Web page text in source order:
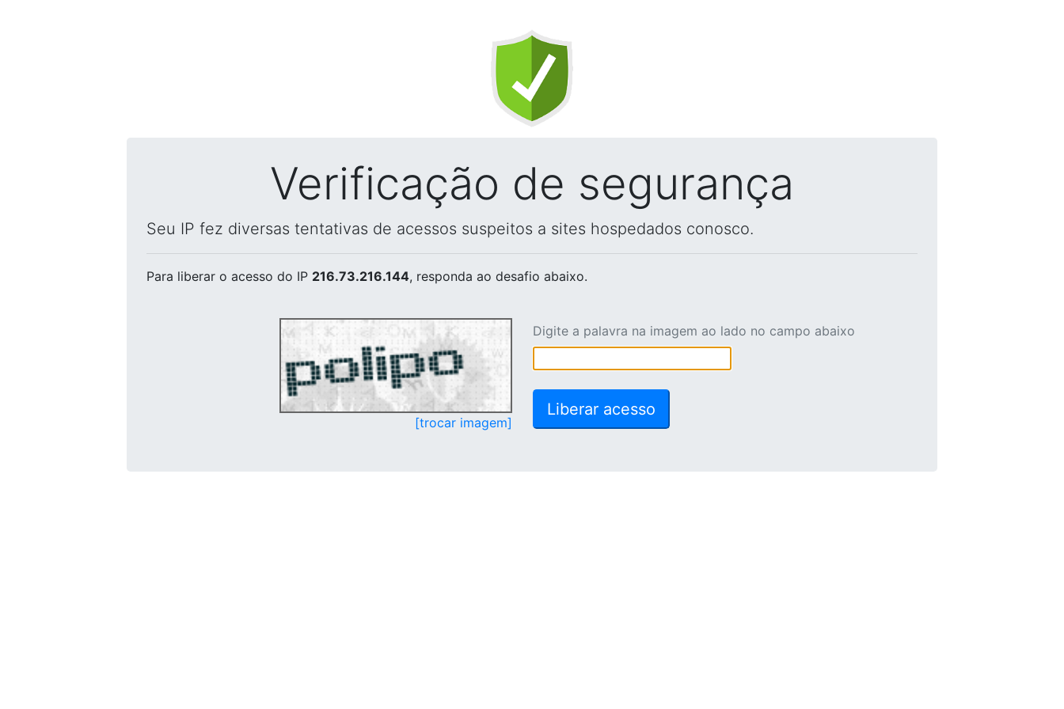
Verificação de segurança
Seu IP fez diversas tentativas de acessos suspeitos a sites hospedados conosco.
Para liberar o acesso do IP 216.73.216.144, responda ao desafio abaixo.
[trocar imagem]
Digite a palavra na imagem ao lado no campo abaixo